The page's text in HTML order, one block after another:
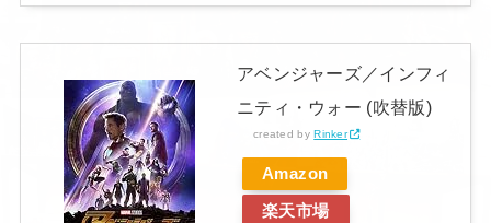
アベンジャーズ／インフィ
ニティ・ウォー (吹替版)
created byRinker
Amazon
楽天市場